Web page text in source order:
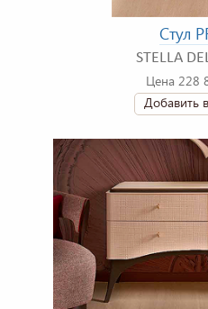
Стул
STELLA
Цена 228
Добавить